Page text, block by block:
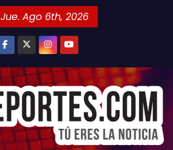
Jue. Ago 6th, 2026